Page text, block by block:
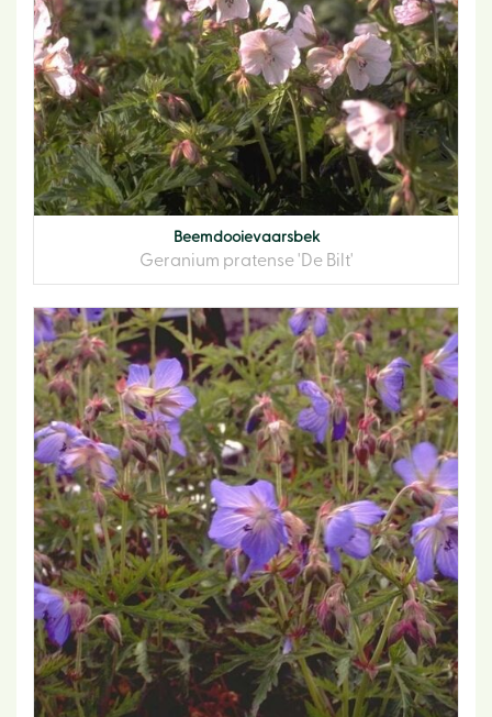
Beemdooievaarsbek
Geranium pratense 'De Bilt'